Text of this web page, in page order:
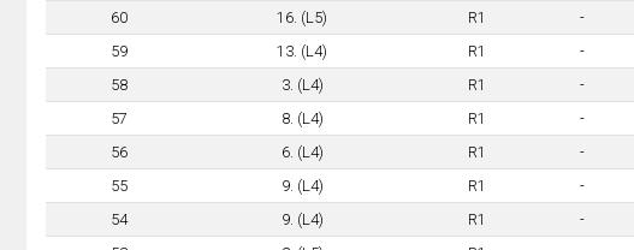
60
16. (L5) R1 -
59
13. (L4) R1 -
58
3. (L4) R1 -
57
8. (L4) R1 -
56
6. (L4) R1 -
55
9. (L4) R1 -
54
9. (L4) R1 -